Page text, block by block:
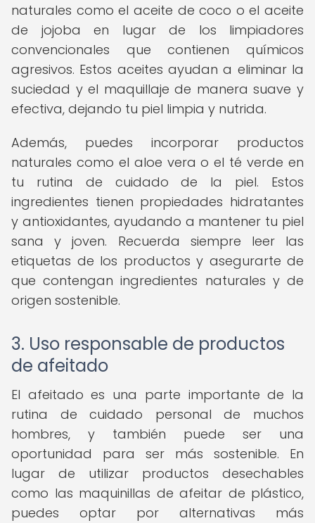
naturales como el aceite de coco o el aceite
de jojoba en lugar de los limpiadores
convencionales que contienen químicos
agresivos. Estos aceites ayudan a eliminar la
suciedad y el maquillaje de manera suave y
efectiva, dejando tu piel limpia y nutrida.
Además, puedes incorporar productos
naturales como el aloe vera o el té verde en
tu rutina de cuidado de la piel. Estos
ingredientes tienen propiedades hidratantes
y antioxidantes, ayudando a mantener tu piel
sana y joven. Recuerda siempre leer las
etiquetas de los productos y asegurarte de
que contengan ingredientes naturales y de
origen sostenible.
3. Uso responsable de productos
de afeitado
El afeitado es una parte importante de la
rutina de cuidado personal de muchos
hombres, y también puede ser una
oportunidad para ser más sostenible. En
lugar de utilizar productos desechables
como las maquinillas de afeitar de plástico,
puedes optar por alternativas más